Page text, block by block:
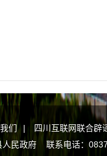
们 |
四川互联网联合辟
人民政府 联系电话：